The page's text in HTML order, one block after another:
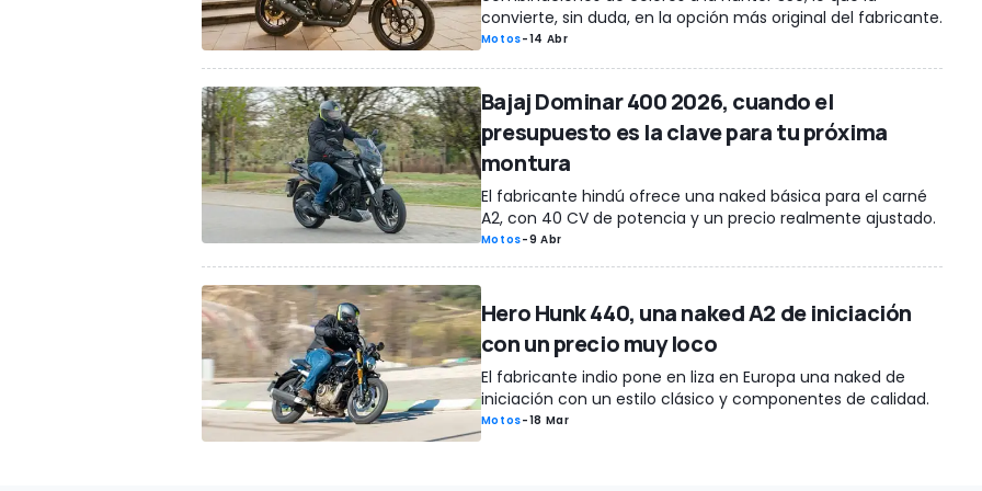
convierte, sin duda, en la opción más original del fabricante.
Motos-14 Abr
Bajaj Dominar 400 2026, cuando el
presupuesto es la clave para tu próxima
montura
El fabricante hindú ofrece una naked básica para el carné
A2, con 40 CV de potencia y un precio realmente ajustado.
Motos-9 Abr
Hero Hunk 440, una naked A2 de iniciación
con un precio muy loco
El fabricante indio pone en liza en Europa una naked de
iniciación con un estilo clásico y componentes de calidad.
Motos-18 Mar